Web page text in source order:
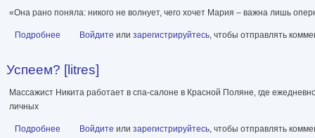
«Она рано поняла: никого не волнует, чего хочет Мария – важна лишь
Подробнее о Дива [litres]
Войдите или зарегистрируйтесь, чтобы отправлять
Успеем? [litres]
Массажист Никита работает в спа-салоне в Красной Поляне, где
личных
Подробнее о Успеем? [litres]
Войдите или зарегистрируйтесь, чтобы отправлять